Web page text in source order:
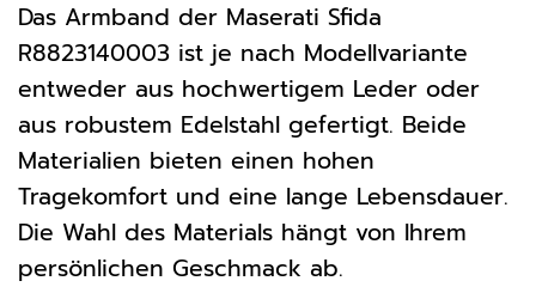
Das Armband der Maserati Sfida
R8823140003 ist je nach Modellvariante
entweder aus hochwertigem Leder oder
aus robustem Edelstahl gefertigt. Beide
Materialien bieten einen hohen
Tragekomfort und eine lange Lebensdauer.
Die Wahl des Materials hängt von Ihrem
persönlichen Geschmack ab.